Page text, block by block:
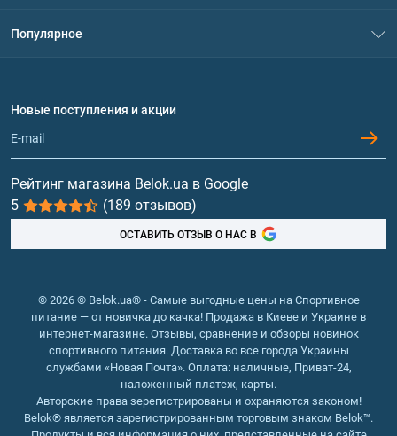
Политика конфиденциальности
Обмен и возврат
Популярное
Протеин
Гейнеры
Витамины и минералы
Рыбий жир, жирные кислоты
Новые поступления и акции
Рейтинг магазина Belok.ua в Google
5
(189 отзывов)
ОСТАВИТЬ ОТЗЫВ О НАС В
© 2026 © Belok.ua® - Самые выгодные цены на Спортивное
питание — от новичка до качка! Продажа в Киеве и Украине в
интернет-магазине. Отзывы, сравнение и обзоры новинок
спортивного питания. Доставка во все города Украины
службами «Новая Почта». Оплата: наличные, Приват-24,
наложенный платеж, карты.
Авторские права зерегистрированы и охраняются законом!
Belok® является зарегистрированным торговым знаком Belok™.